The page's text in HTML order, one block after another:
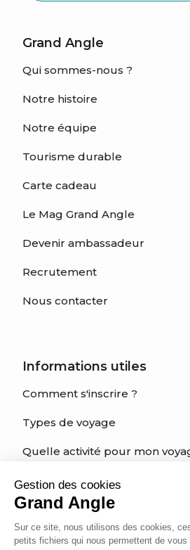
Gestion des cookies
Grand Angle
Sur ce site, nous utilisons des cookies,
petits fichiers qui nous permettent de
Grand Angle
Qui sommes-nous ?
Notre histoire
Notre équipe
Tourisme durable
Carte cadeau
Le Mag Grand Angle
Devenir ambassadeur
Recrutement
Nous contacter
Informations utiles
Comment s'inscrire ?
Types de voyage
Quelle activité pour mon
Quel est mon niveau?
Charte éthique du voyageur
Être bien assuré